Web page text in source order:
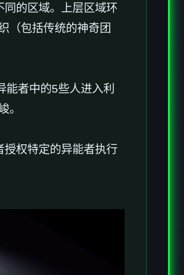
的区域。上层区域环
（包括传统的神奇团
者中的5些人进入利
。
授权特定的异能者执行